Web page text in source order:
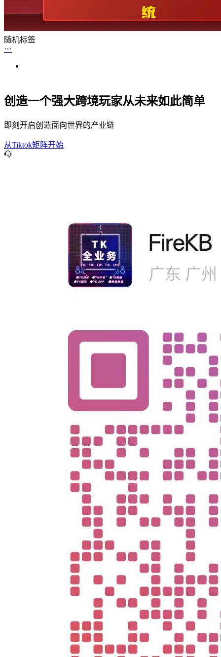
随机标签
创造一个强大跨境玩家从未来如此简单
即刻开启创造面向世界的产业链
从Tiktok矩阵开始